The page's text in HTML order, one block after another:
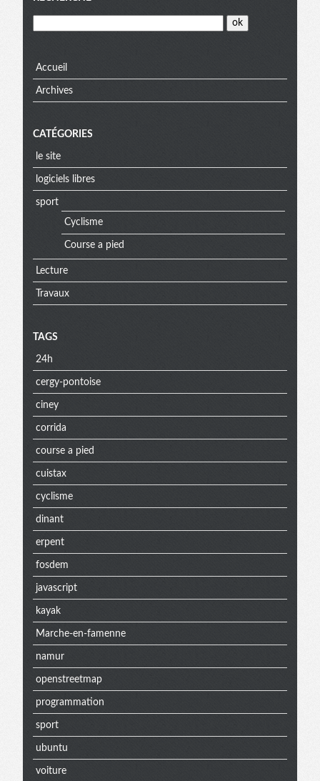
Accueil
Archives
CATÉGORIES
le site
logiciels libres
sport
Cyclisme
Course a pied
Lecture
Travaux
TAGS
24h
cergy-pontoise
ciney
corrida
course a pied
cuistax
cyclisme
dinant
erpent
fosdem
javascript
kayak
Marche-en-famenne
namur
openstreetmap
programmation
sport
ubuntu
voiture